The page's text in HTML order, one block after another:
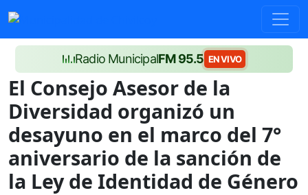
Radio MunicipalFM 95.5 EN VIVO
El Consejo Asesor de la
Diversidad organizó un
desayuno en el marco del 7°
aniversario de la sanción de
la Ley de Identidad de Género